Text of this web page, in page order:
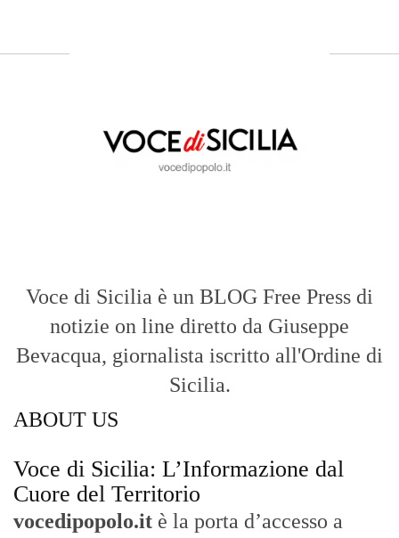
Voce di Sicilia è un BLOG Free Press di
notizie on line diretto da Giuseppe
Bevacqua, giornalista iscritto all'Ordine di
Sicilia.
ABOUT US
Voce di Sicilia: L’Informazione dal
Cuore del Territorio
vocedipopolo.it è la porta d’accesso a